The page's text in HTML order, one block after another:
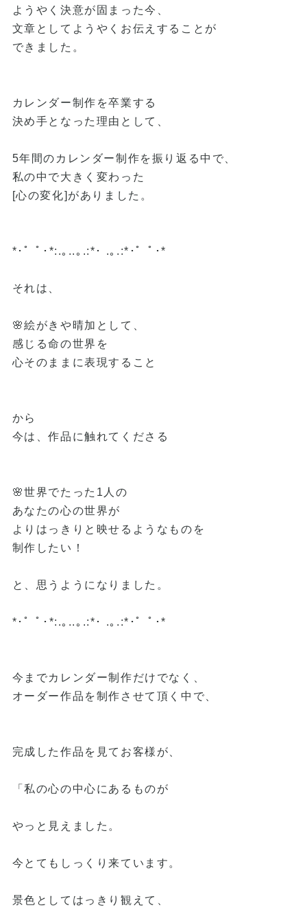
ようやく決意が固まった今、
文章としてようやくお伝えすることが
できました。
カレンダー制作を卒業する
決め手となった理由として、
5年間のカレンダー制作を振り返る中で、
私の中で大きく変わった
[心の変化]がありました。
*･゜ﾟ･*:.｡..｡.:*･ .｡.:*･゜ﾟ･*
それは、
🌸絵がきや晴加として、
感じる命の世界を
心そのままに表現すること
から
今は、作品に触れてくださる
🌸世界でたった1人の
あなたの心の世界が
よりはっきりと映せるようなものを
制作したい！
と、思うようになりました。
*･゜ﾟ･*:.｡..｡.:*･ .｡.:*･゜ﾟ･*
今までカレンダー制作だけでなく、
オーダー作品を制作させて頂く中で、
完成した作品を見てお客様が、
「私の心の中心にあるものが
やっと見えました。
今とてもしっくり来ています。
景色としてはっきり観えて、